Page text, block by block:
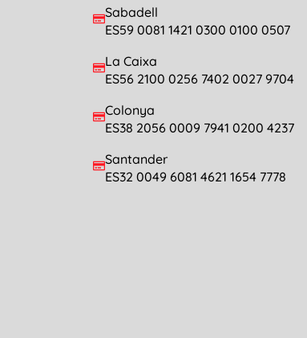
Sabadell
ES59 0081 1421 0300 0100 0507
La Caixa
ES56 2100 0256 7402 0027 9704
Colonya
ES38 2056 0009 7941 0200 4237
Santander
ES32 0049 6081 4621 1654 7778